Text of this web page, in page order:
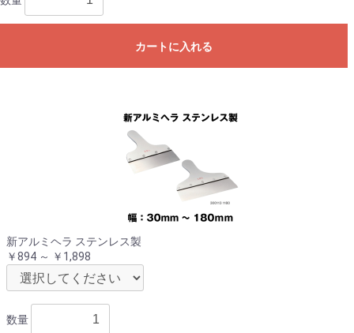
カートに入れる
新アルミヘラ ステンレス製
￥894 ～ ￥1,898
数量